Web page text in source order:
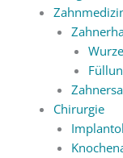
Chirurgie